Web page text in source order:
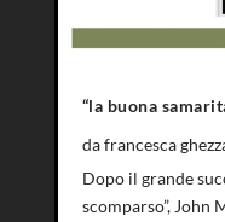
“la buona
dafrancesca
Dopo il grande
scomparso”, John